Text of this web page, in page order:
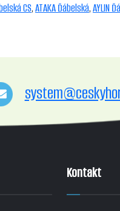
CS,ATAKA Ďábelská,AYLIN
Kontakt